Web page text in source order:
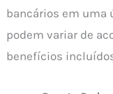
bancários em uma
podem variar de
benefícios